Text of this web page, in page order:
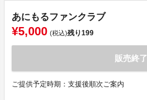
あにもるファンクラブ
¥5,000 (税込)残り199
販売終了
ご提供予定時期：支援後順次ご案内